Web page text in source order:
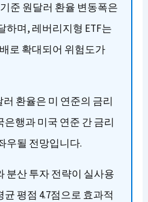
기준 원달러 환율 변동폭은
하며, 레버리지형 ETF는
로 확대되어 위험도가
러 환율은 미 연준의 금리
은행과 미국 연준 간 금리
우될 전망입니다.
분산 투자 전략이 실사용
균 평점 4.7점으로 효과적